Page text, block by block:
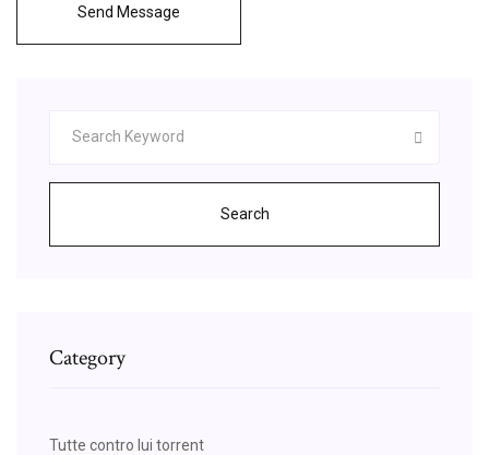
Send Message
Search
Category
Tutte contro lui torrent